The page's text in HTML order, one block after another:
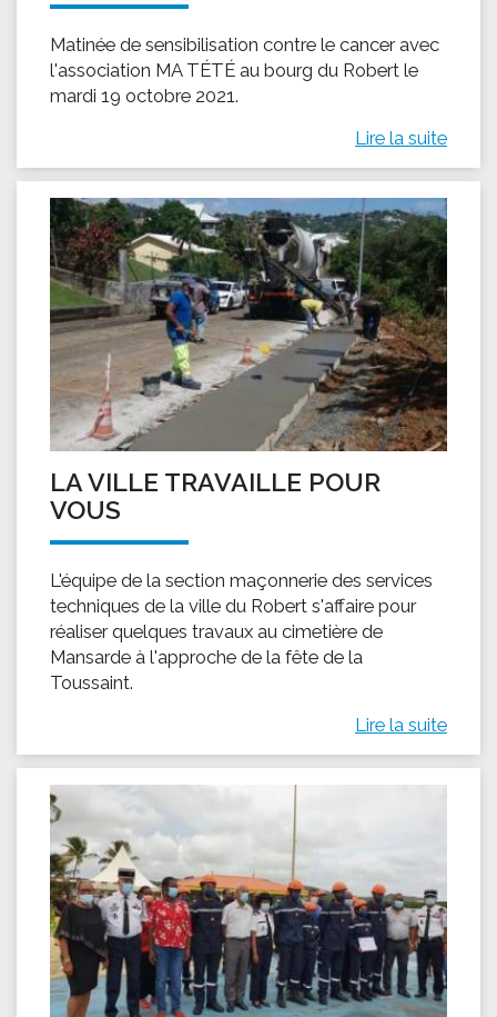
Matinée de sensibilisation contre le cancer avec
l'association MA TÉTÉ au bourg du Robert le
mardi 19 octobre 2021.
Lire la suite
LA VILLE TRAVAILLE POUR
VOUS
L'équipe de la section maçonnerie des services
techniques de la ville du Robert s'affaire pour
réaliser quelques travaux au cimetière de
Mansarde à l'approche de la fête de la
Toussaint.
Lire la suite